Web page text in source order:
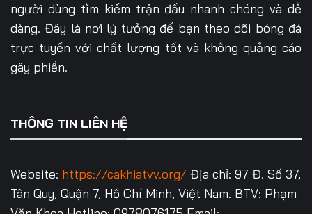
người dùng tìm kiếm trận đấu nhanh chóng và dễ
dàng. Đây là nơi lý tưởng để bạn theo dõi bóng đá
trực tuyến với chất lượng tốt và không quảng cáo
gây phiền.
THÔNG TIN LIÊN HỆ
Website: https://cakhiatvv.org/ Địa chỉ: 97 Đ. Số 37,
Tân Quy, Quận 7, Hồ Chí Minh, Việt Nam. BTV: Phạm